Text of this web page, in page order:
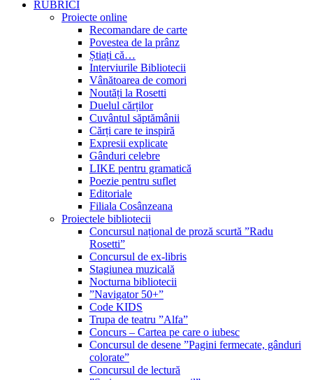
RUBRICI
Proiecte online
Recomandare de carte
Povestea de la prânz
Știați că…
Interviurile Bibliotecii
Vânătoarea de comori
Noutăți la Rosetti
Duelul cărților
Cuvântul săptămânii
Cărți care te inspiră
Expresii explicate
Gânduri celebre
LIKE pentru gramatică
Poezie pentru suflet
Editoriale
Filiala Cosânzeana
Proiectele bibliotecii
Concursul național de proză scurtă ”Radu
Rosetti”
Concursul de ex-libris
Stagiunea muzicală
Nocturna bibliotecii
”Navigator 50+”
Code KIDS
Trupa de teatru ”Alfa”
Concurs – Cartea pe care o iubesc
Concursul de desene ”Pagini fermecate, gânduri
colorate”
Concursul de lectură